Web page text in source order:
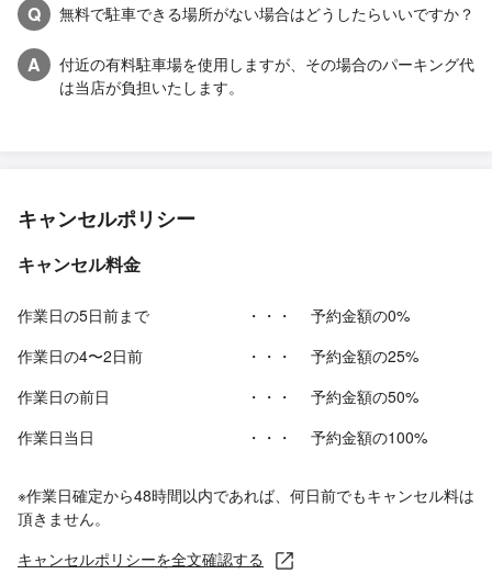
Q 無料で駐車できる場所がない場合はどうしたらいいですか？
A
付近の有料駐車場を使用しますが、その場合のパーキング代
は当店が負担いたします。
キャンセルポリシー
キャンセル料金
作業日の5日前まで ・・・
予約金額の0%
作業日の4〜2日前
・・・
予約金額の25%
作業日の前日
・・・
予約金額の50%
作業日当日
・・・ 予約金額の100%
※作業日確定から48時間以内であれば、何日前でもキャンセル料は
頂きません。
キャンセルポリシーを全文確認する